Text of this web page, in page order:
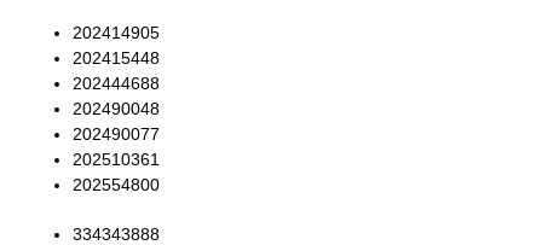
202414905
202415448
202444688
202490048
202490077
202510361
202554800
334343888